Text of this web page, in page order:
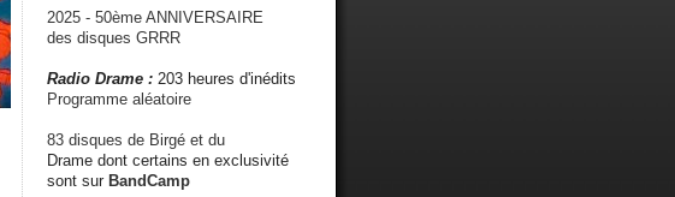
2025 - 50ème ANNIVERSAIRE
des disques GRRR
Radio Drame : 203 heures d'inédits
Programme aléatoire
83 disques de Birgé et du
Drame dont certains en exclusivité
sont sur BandCamp